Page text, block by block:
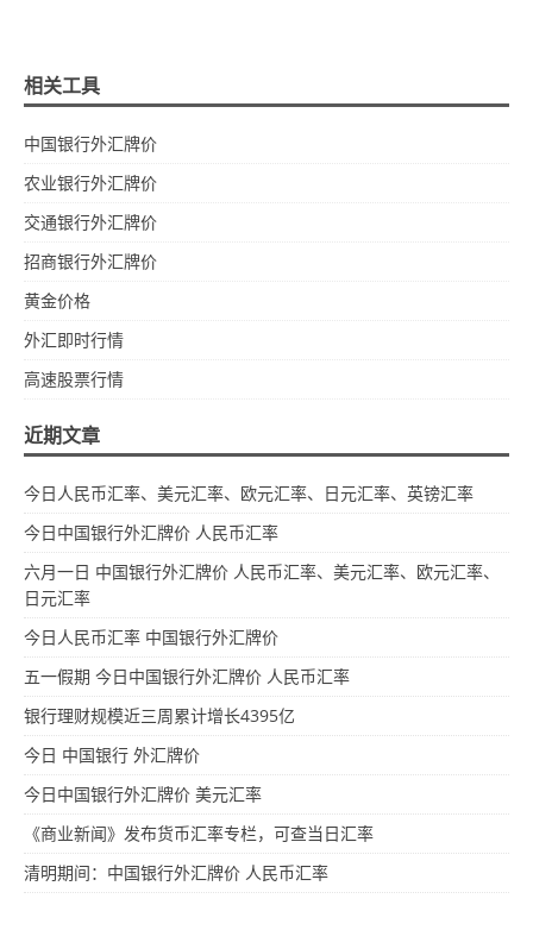
相关工具
中国银行外汇牌价
农业银行外汇牌价
交通银行外汇牌价
招商银行外汇牌价
黄金价格
外汇即时行情
高速股票行情
近期文章
今日人民币汇率、美元汇率、欧元汇率、日元汇率、英镑汇率
今日中国银行外汇牌价 人民币汇率
六月一日 中国银行外汇牌价 人民币汇率、美元汇率、欧元汇率、
日元汇率
今日人民币汇率 中国银行外汇牌价
五一假期 今日中国银行外汇牌价 人民币汇率
银行理财规模近三周累计增长4395亿
今日 中国银行 外汇牌价
今日中国银行外汇牌价 美元汇率
《商业新闻》发布货币汇率专栏，可查当日汇率
清明期间：中国银行外汇牌价 人民币汇率